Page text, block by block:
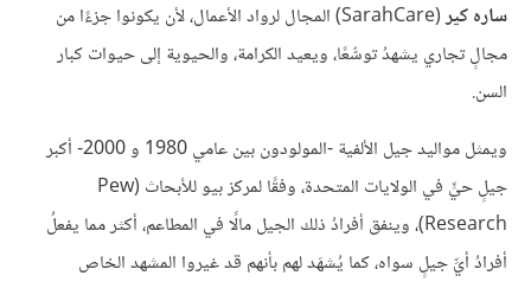
ساره كير
(SarahCare) المجال لرواد الأعمال، لأن يكونوا جزءًا من
مجالٍ تجاري يشهدُ توسُّعًا، ويعيد الكرامة، والحيوية إلى حيوات كبار
السن.
ويمثل مواليد جيل الألفية -المولودون بين عامي 1980 و 2000- أكبر
جيلٍ حيٍّ في الولايات المتحدة، وفقًا لمركز بيو للأبحاث (Pew
Research)، وينفق أفرادُ ذلك الجيل مالًا في المطاعم، أكثر مما يفعلُ
أفرادُ أيِّ جيلٍ سواه، كما يُشهَد لهم بأنهم قد غيروا المشهد الخاص